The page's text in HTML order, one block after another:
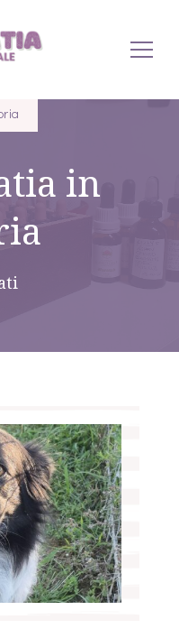
Animali
in